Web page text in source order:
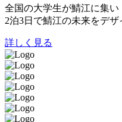
全国の大学生が鯖江に集い
2泊3日で鯖江の未来をデザ
詳しく見る